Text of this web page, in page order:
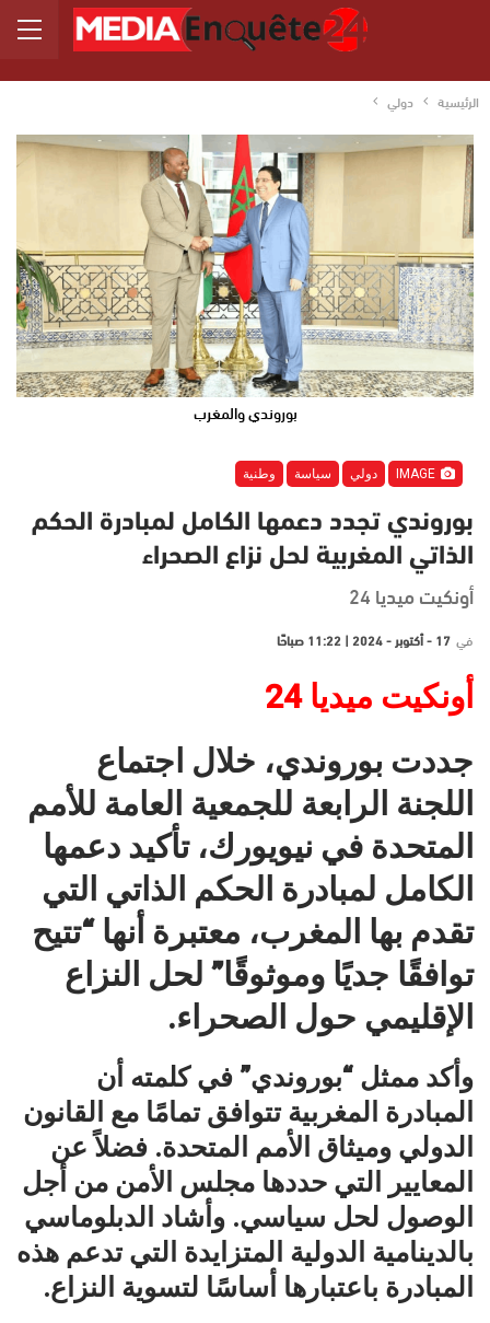
الرئيسية دولي
بوروندي والمغرب
دولي سياسة وطنية
بوروندي تجدد دعمها الكامل لمبادرة الحكم
الذاتي المغربية لحل نزاع الصحراء
أونكيت ميديا 24
في 17 - أكتوبر - 2024 | 11:22 صباحًا
أونكيت ميديا 24
جددت بوروندي، خلال اجتماع
اللجنة الرابعة للجمعية العامة للأمم
المتحدة في نيويورك، تأكيد دعمها
الكامل لمبادرة الحكم الذاتي التي
تقدم بها المغرب، معتبرة أنها “تتيح
توافقًا جديًا وموثوقًا” لحل النزاع
الإقليمي حول الصحراء.
وأكد ممثل “بوروندي” في كلمته أن
المبادرة المغربية تتوافق تمامًا مع القانون
الدولي وميثاق الأمم المتحدة. فضلاً عن
المعايير التي حددها مجلس الأمن من أجل
الوصول لحل سياسي. وأشاد الدبلوماسي
بالدينامية الدولية المتزايدة التي تدعم هذه
المبادرة باعتبارها أساسًا لتسوية النزاع.